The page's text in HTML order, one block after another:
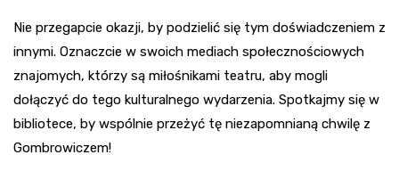
Nie przegapcie okazji, by podzielić się tym doświadczeniem z
innymi. Oznaczcie w swoich mediach społecznościowych
znajomych, którzy są miłośnikami teatru, aby mogli
dołączyć do tego kulturalnego wydarzenia. Spotkajmy się w
bibliotece, by wspólnie przeżyć tę niezapomnianą chwilę z
Gombrowiczem!